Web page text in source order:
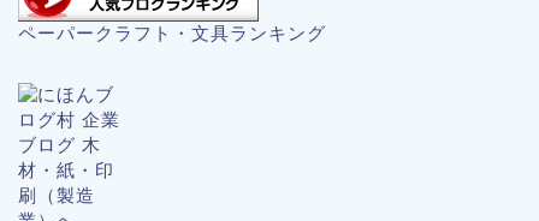
ペーパークラフト・文具ランキング